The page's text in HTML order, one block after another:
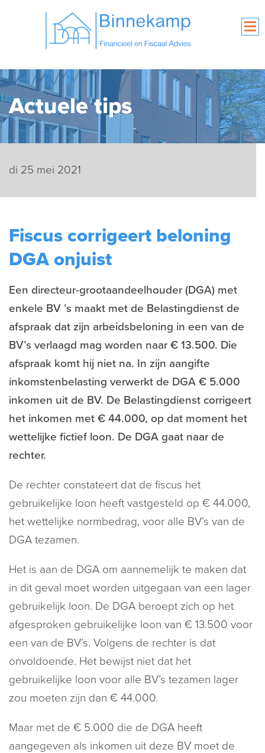
Actuele tips
di 25 mei 2021
Fiscus corrigeert beloning
DGA onjuist
Een directeur-grootaandeelhouder (DGA) met
enkele BV ’s maakt met de Belastingdienst de
afspraak dat zijn arbeidsbeloning in een van de
BV’s verlaagd mag worden naar € 13.500. Die
afspraak komt hij niet na. In zijn aangifte
inkomstenbelasting verwerkt de DGA € 5.000
inkomen uit de BV. De Belastingdienst corrigeert
het inkomen met € 44.000, op dat moment het
wettelijke fictief loon. De DGA gaat naar de
rechter.
De rechter constateert dat de fiscus het
gebruikelijke loon heeft vastgesteld op € 44.000,
het wettelijke normbedrag, voor alle BV’s van de
DGA tezamen.
Het is aan de DGA om aannemelijk te maken dat
in dit geval moet worden uitgegaan van een lager
gebruikelijk loon. De DGA beroept zich op het
afgesproken gebruikelijke loon van € 13.500 voor
een van de BV’s. Volgens de rechter is dat
onvoldoende. Het bewijst niet dat het
gebruikelijke loon voor alle BV’s tezamen lager
zou moeten zijn dan € 44.000.
Maar met de € 5.000 die de DGA heeft
aangegeven als inkomen uit deze BV moet de